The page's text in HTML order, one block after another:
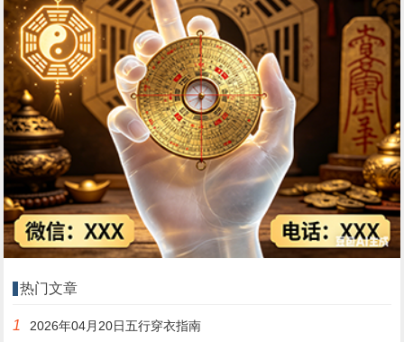
热门文章
1 2026年04月20日五行穿衣指南